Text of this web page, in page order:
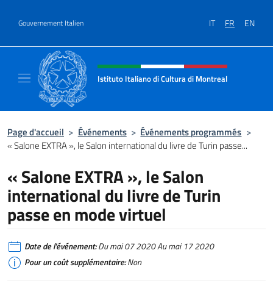
Gouvernement Italien IT FR EN
Site Web, social et en-tête de
Istituto Italiano di Cultura di Montreal
Page d'accueil > Événements > Événements programmés >
« Salone EXTRA », le Salon international du livre de Turin passe...
« Salone EXTRA », le Salon
international du livre de Turin
passe en mode virtuel
Date de l'événement:Du mai 07 2020 Au mai 17 2020
Pour un coût supplémentaire:Non